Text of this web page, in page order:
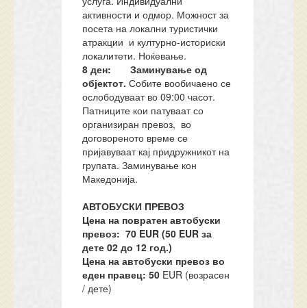
активности и одмор. Можност за
посета на локални туристички
атракции и културно-историски
локалитети. Ноќевање.
8 ден: Заминување од
објектот. Собите вообичаено се
ослободуваат во 09:00 часот.
Патниците кои патуваат со
организиран превоз, во
договореното време се
пријавуваат кај придружникот на
групата. Заминување кон
Македонија.
АВТОБУСКИ ПРЕВОЗ
Цена на повратен автобуски
превоз: 70 EUR (50 EUR за
дете 02 до 12 год.)
Цена на автобуски превоз во
еден правец: 50 EUR (возрасен
/ дете)